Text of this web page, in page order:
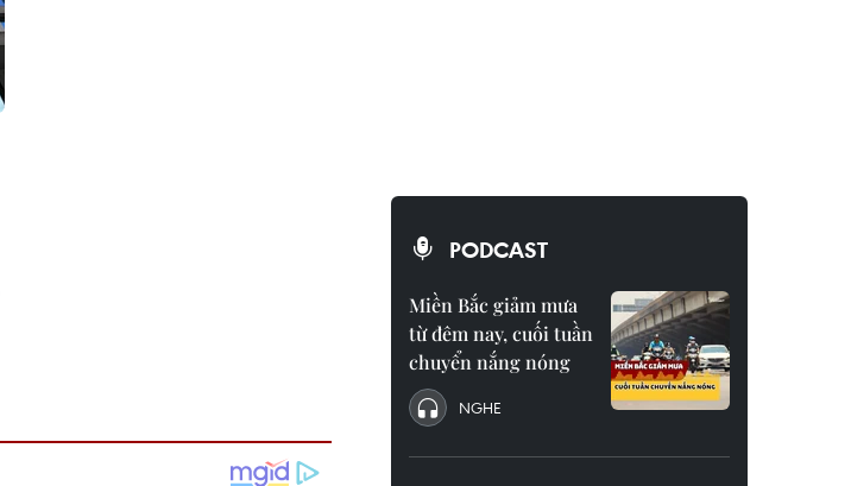
PODCAST
Miền Bắc giảm mưa
từ đêm nay, cuối tuần
chuyển nắng nóng
NGHE